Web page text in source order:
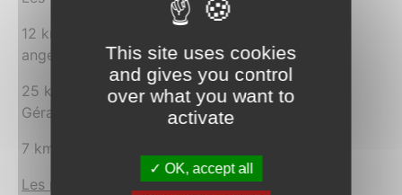
12 km :RUSQUET Bruno Bruz Athlé - BRUNET
angélique
25 km ; LEMERIEL Julien Nantes MA - HEUZE
Géraldine
7 km ;: DUCHENE Réli - ROUL Emilie
Les résultats
12 km-25 km-7 km
This site uses cookies
and gives you control
over what you want to
activate
OK, accept all